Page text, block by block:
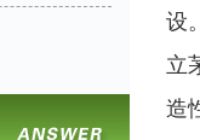
设
立
造